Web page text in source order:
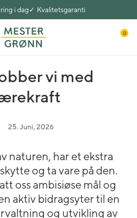
i dag Kvalitetsgaranti
0
vi med
25. Juni, 2026
naturen, har et ekstra
og ta vare på den.
oss ambisiøse mål og
aktiv bidragsyter til en
og utvikling av